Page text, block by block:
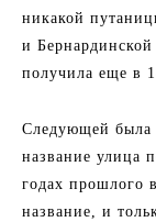
никакой
и
получила еще в
Следующей была
название улица
годах прошлого
название, и